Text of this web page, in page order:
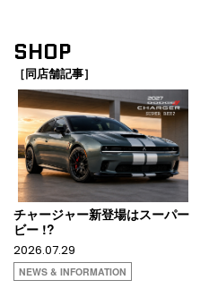
SHOP
［同店舗記事］
チャージャー新登場はスーパー
ビー !?
2026.07.29
NEWS & INFORMATION